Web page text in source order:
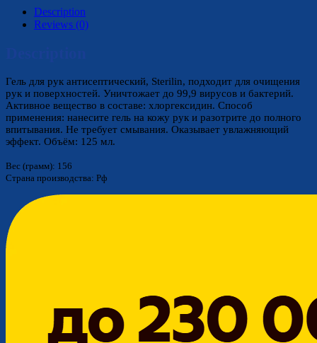
Description
Reviews (0)
Гель для рук антисептический, Sterilin, подходит для очищения
рук и поверхностей. Уничтожает до 99,9 вирусов и бактерий.
Активное вещество в составе: хлоргексидин. Способ
применения: нанесите гель на кожу рук и разотрите до полного
впитывания. Не требует смывания. Оказывает увлажняющий
эффект. Объём: 125 мл.
Вес (грамм): 156
Страна производства: Рф